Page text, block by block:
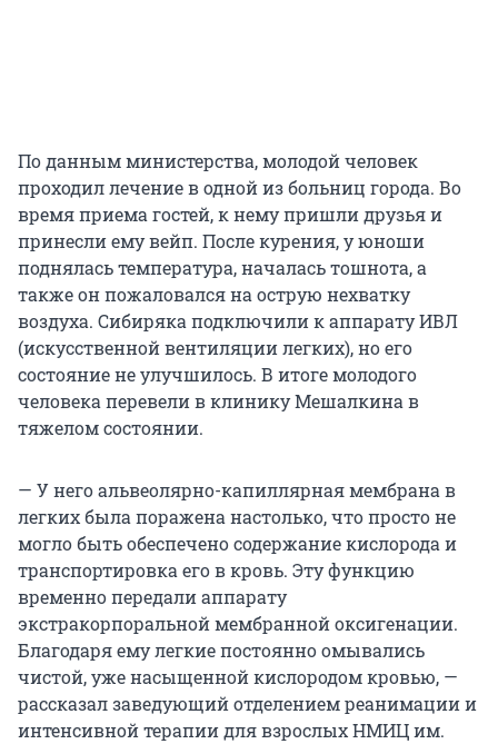
По данным министерства, молодой человек
проходил лечение в одной из больниц города. Во
время приема гостей, к нему пришли друзья и
принесли ему вейп. После курения, у юноши
поднялась температура, началась тошнота, а
также он пожаловался на острую нехватку
воздуха. Сибиряка подключили к аппарату ИВЛ
(искусственной вентиляции легких), но его
состояние не улучшилось. В итоге молодого
человека перевели в клинику Мешалкина в
тяжелом состоянии.
— У него альвеолярно-капиллярная мембрана в
легких была поражена настолько, что просто не
могло быть обеспечено содержание кислорода и
транспортировка его в кровь. Эту функцию
временно передали аппарату
экстракорпоральной мембранной оксигенации.
Благодаря ему легкие постоянно омывались
чистой, уже насыщенной кислородом кровью, —
рассказал заведующий отделением реанимации и
интенсивной терапии для взрослых НМИЦ им.